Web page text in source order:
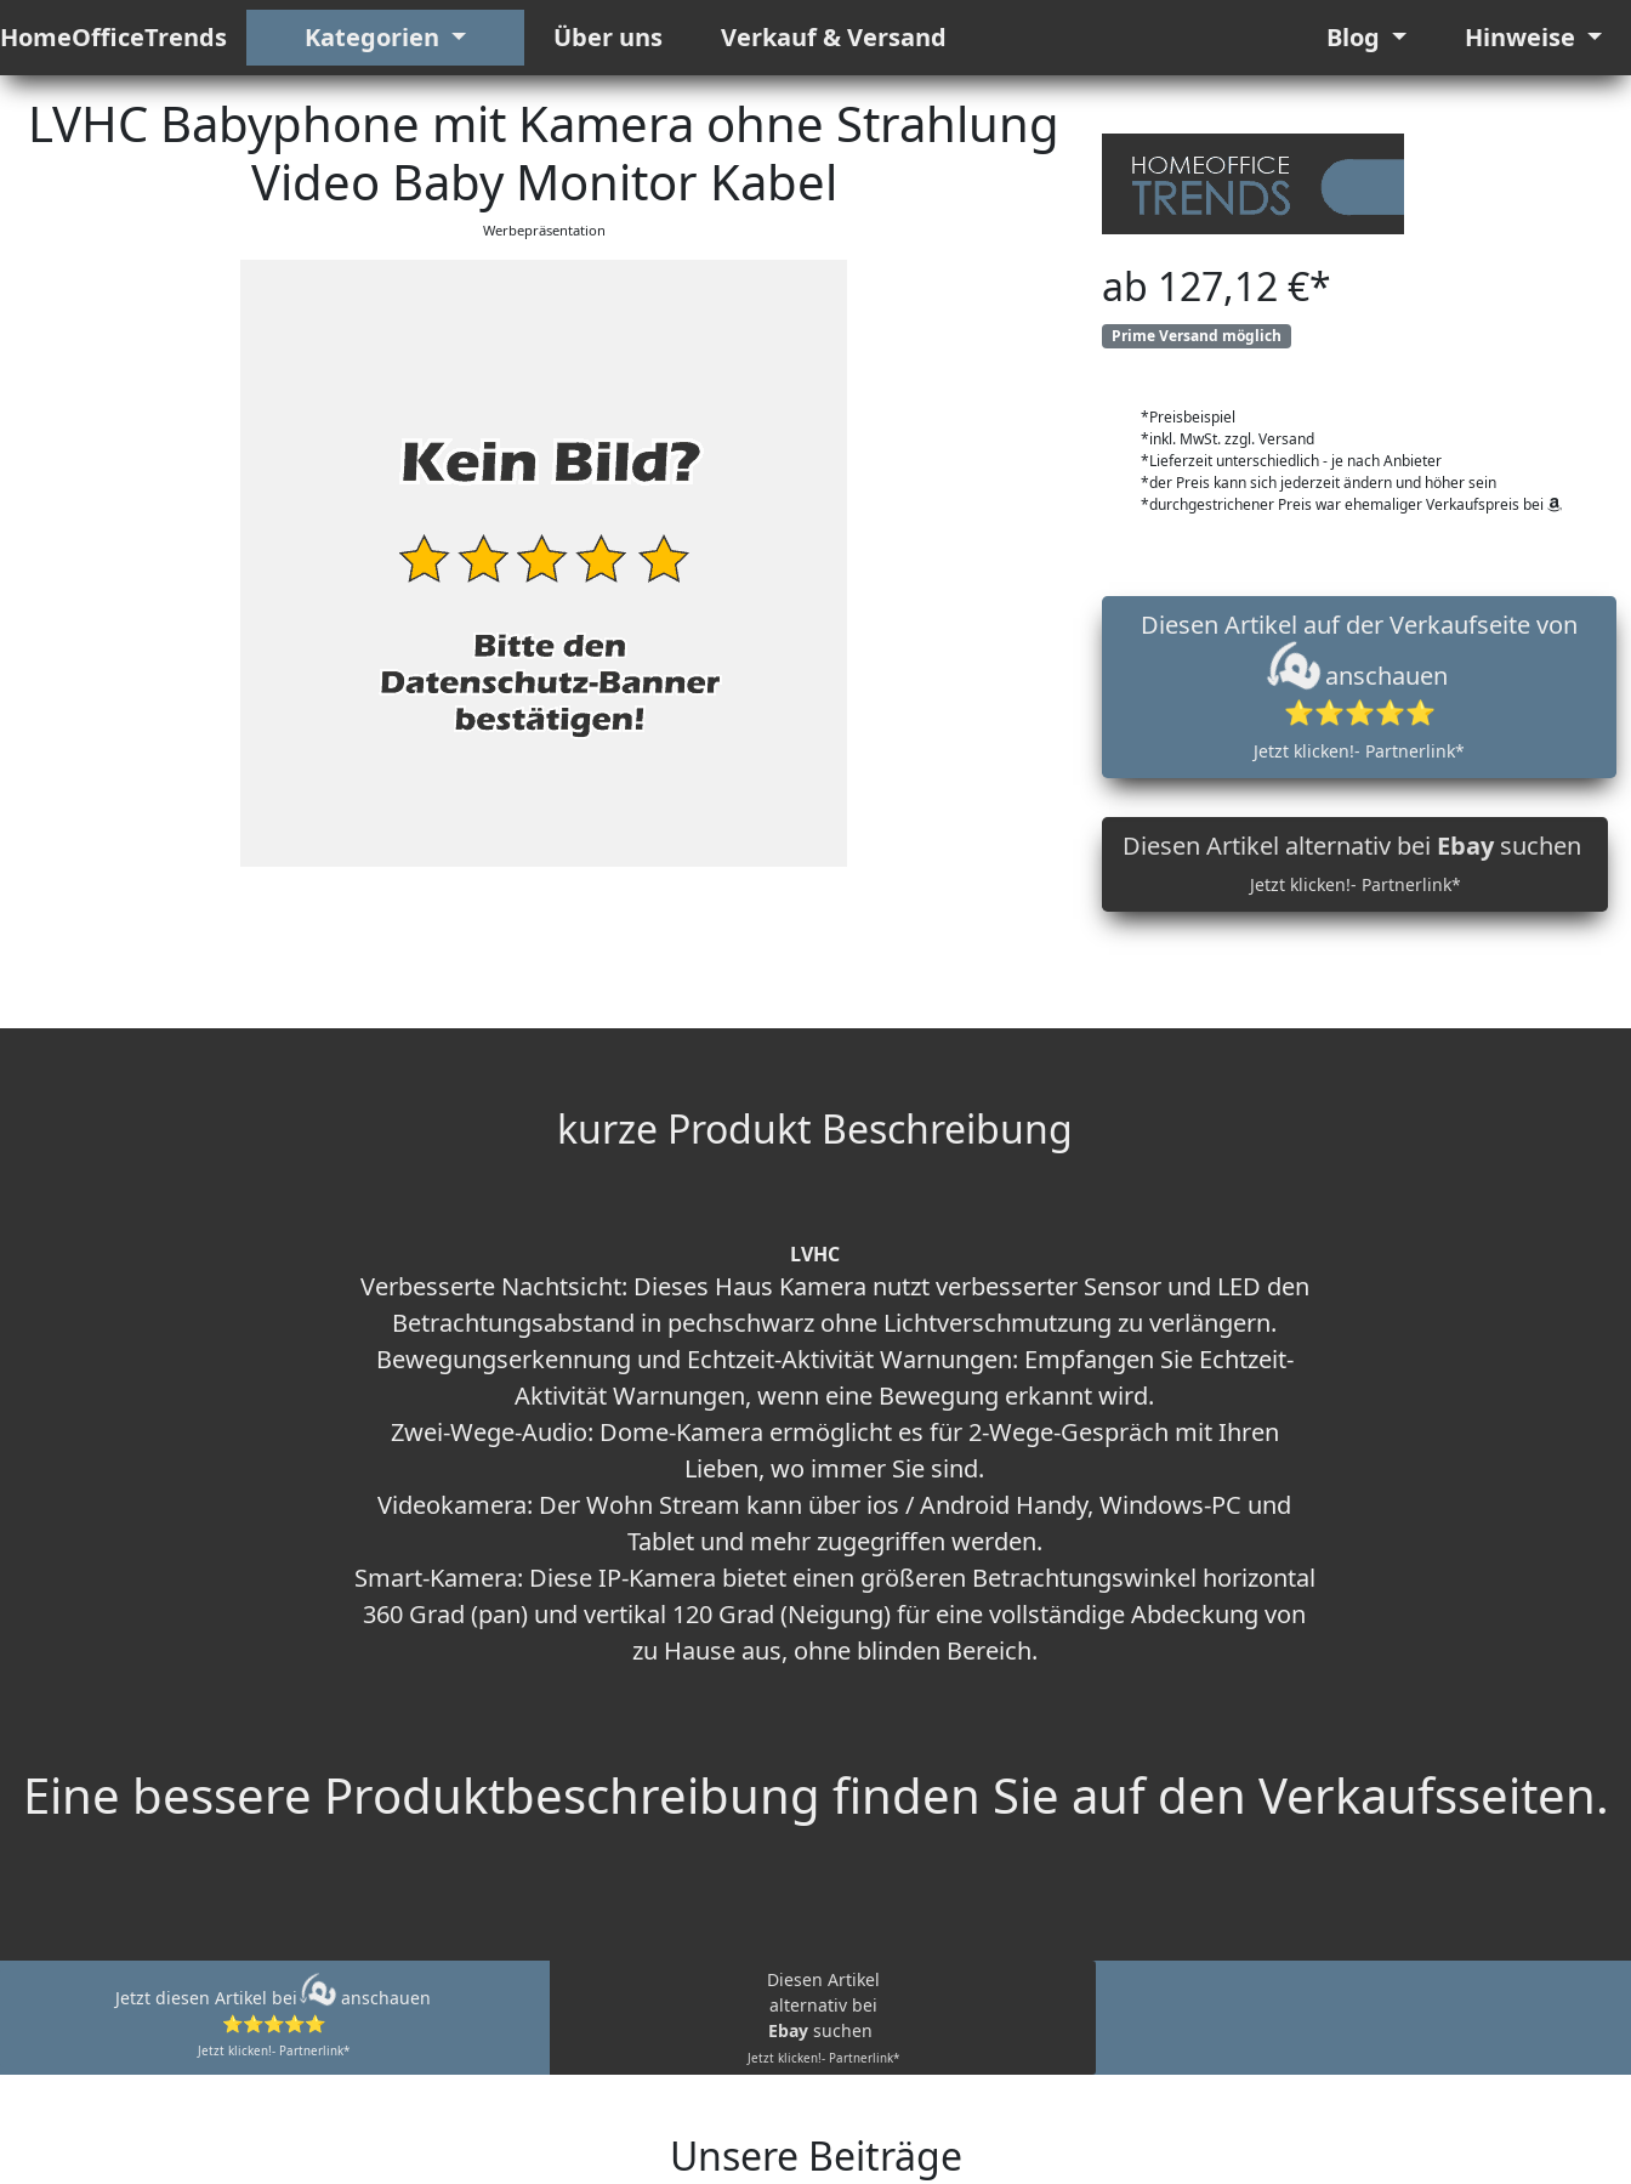
HomeOfficeTrends Kategorien Über uns Verkauf & Versand Blog Hinweise
LVHC Babyphone mit Kamera ohne Strahlung
Video Baby Monitor Kabel
Werbepräsentation
ab 127,12 €*
Prime Versand möglich
*Preisbeispiel
*inkl. MwSt. zzgl. Versand
*Lieferzeit unterschiedlich - je nach Anbieter
*der Preis kann sich jederzeit ändern und höher sein
*durchgestrichener Preis war ehemaliger Verkaufspreis bei
anschauen
⭐⭐⭐⭐⭐
Jetzt klicken!- Partnerlink*
Diesen Artikel alternativ bei Ebaysuchen
Jetzt klicken!- Partnerlink*
kurze Produkt Beschreibung
LVHC
Verbesserte Nachtsicht: Dieses Haus Kamera nutzt verbesserter Sensor und LED den
Betrachtungsabstand in pechschwarz ohne Lichtverschmutzung zu verlängern.
Bewegungserkennung und Echtzeit-Aktivität Warnungen: Empfangen Sie Echtzeit-
Aktivität Warnungen, wenn eine Bewegung erkannt wird.
Zwei-Wege-Audio: Dome-Kamera ermöglicht es für 2-Wege-Gespräch mit Ihren
Lieben, wo immer Sie sind.
Videokamera: Der Wohn Stream kann über ios / Android Handy, Windows-PC und
Tablet und mehr zugegriffen werden.
Smart-Kamera: Diese IP-Kamera bietet einen größeren Betrachtungswinkel horizontal
360 Grad (pan) und vertikal 120 Grad (Neigung) für eine vollständige Abdeckung von
zu Hause aus, ohne blinden Bereich.
Eine bessere Produktbeschreibung finden Sie auf den Verkaufsseiten.
Jetzt diesen Artikel bei
anschauen
⭐⭐⭐⭐⭐
Jetzt klicken!- Partnerlink*
Diesen Artikel
alternativ bei
Ebay suchen
Jetzt klicken!- Partnerlink*
Unsere Beiträge